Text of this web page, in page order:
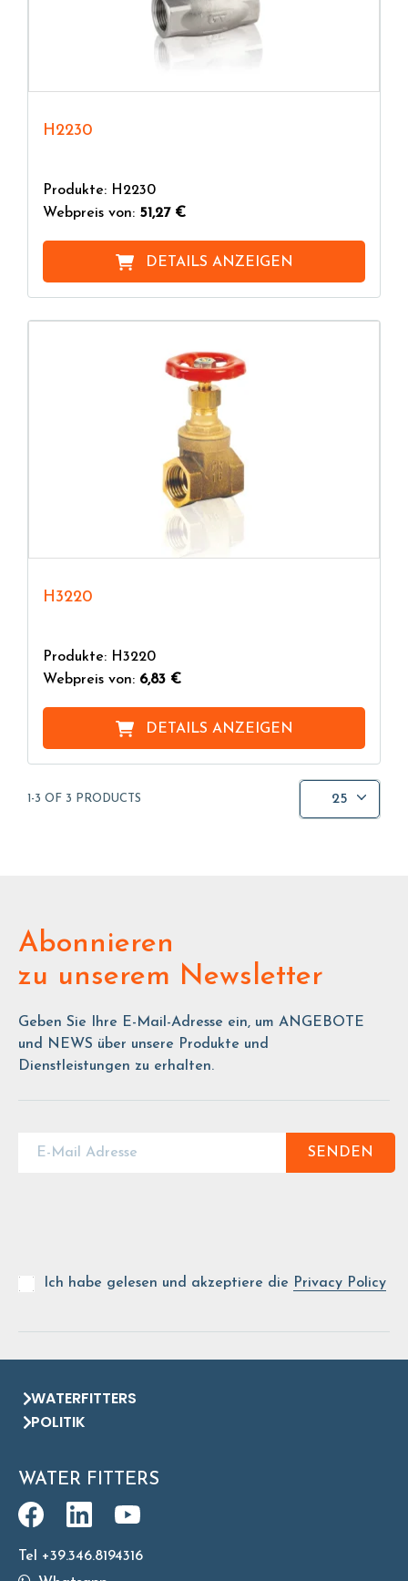
H2230
Produkte: H2230
Webpreis von: 51,27 €
DETAILS ANZEIGEN
H3220
Produkte: H3220
Webpreis von: 6,83 €
DETAILS ANZEIGEN
1-3 OF 3 PRODUCTS 25
Abonnieren
zu unserem Newsletter
Geben Sie Ihre E-Mail-Adresse ein, um ANGEBOTE
und NEWS über unsere Produkte und
Dienstleistungen zu erhalten.
SENDEN
Ich habe gelesen und akzeptiere die Privacy Policy
WATERFITTERS
POLITIK
WATER FITTERS
Tel +39.346.8194316